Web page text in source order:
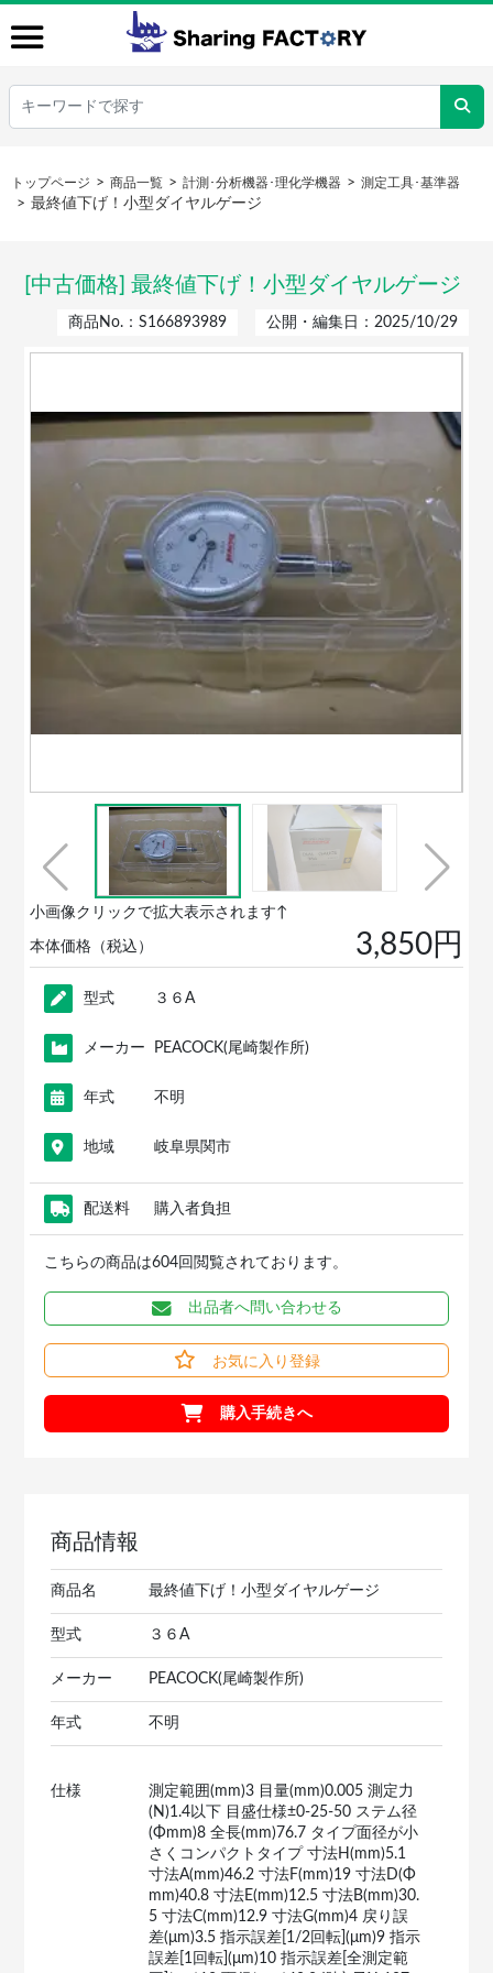
トップページ 商品一覧 計測･分析機器･理化学機器 測定工具･基準器
最終値下げ！小型ダイヤルゲージ
[中古価格] 最終値下げ！小型ダイヤルゲージ
商品No.：S166893989 公開・編集日：2025/10/29
小画像クリックで拡大表示されます↑
本体価格（税込） 3,850円
型式 ３６A
メーカー PEACOCK(尾崎製作所)
年式 不明
地域 岐阜県関市
配送料 購入者負担
こちらの商品は604回閲覧されております。
出品者へ問い合わせる
お気に入り登録
購入手続きへ
商品情報
商品名 最終値下げ！小型ダイヤルゲージ
型式 ３６A
メーカー PEACOCK(尾崎製作所)
年式 不明
仕様
測定範囲(mm)3 目量(mm)0.005 測定力
(N)1.4以下 目盛仕様±0-25-50 ステム径
(Φmm)8 全長(mm)76.7 タイプ面径が小
さくコンパクトタイプ 寸法H(mm)5.1
寸法A(mm)46.2 寸法F(mm)19 寸法D(Φ
mm)40.8 寸法E(mm)12.5 寸法B(mm)30.
5 寸法C(mm)12.9 寸法G(mm)4 戻り誤
差(μm)3.5 指示誤差[1/2回転](μm)9 指示
誤差[1回転](μm)10 指示誤差[全測定範